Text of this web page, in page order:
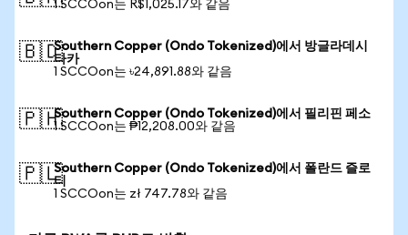
1 SCCOon는 R$1,025.17와 같음
🇧🇩Southern Copper (Ondo Tokenized)에서 방글라데시
타카
1 SCCOon는 ৳24,891.88와 같음
🇵🇭Southern Copper (Ondo Tokenized)에서 필리핀 페소
1 SCCOon는 ₱12,208.00와 같음
🇵🇱Southern Copper (Ondo Tokenized)에서 폴란드 즐로
티
1 SCCOon는 zł 747.78와 같음